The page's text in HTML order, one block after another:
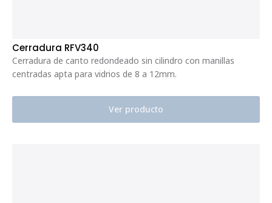
Cerradura RFV340
Cerradura de canto redondeado sin cilindro con manillas
centradas apta para vidrios de 8 a 12mm.
Ver producto